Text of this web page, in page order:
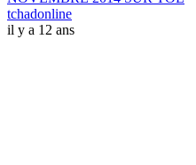
tchadonline
il y a 12 ans